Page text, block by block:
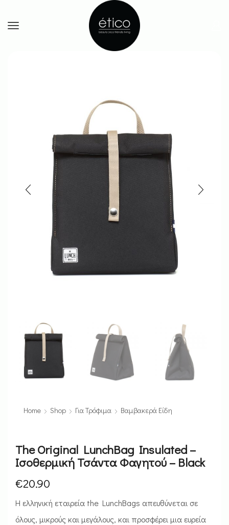
Home Shop Για Τρόφιμα Βαμβακερά Είδη
The Original LunchBag Insulated –
Ισοθερμική Τσάντα Φαγητού – Black
€20.90
Η ελληνική εταιρεία the LunchBags απευθύνεται σε
όλους, μικρούς και μεγάλους, και προσφέρει μια ευρεία